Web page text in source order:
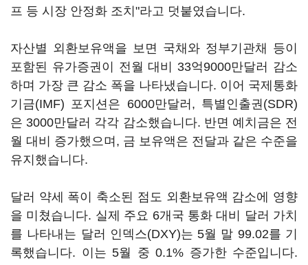
프 등 시장 안정화 조치"라고 덧붙였습니다.
자산별 외환보유액을 보면 국채와 정부기관채 등이
포함된 유가증권이 전월 대비 33억9000만달러 감소
하며 가장 큰 감소 폭을 나타냈습니다. 이어 국제통화
기금(IMF) 포지션은 6000만달러, 특별인출권(SDR)
은 3000만달러 각각 감소했습니다. 반면 예치금은 전
월 대비 증가했으며, 금 보유액은 전달과 같은 수준을
유지했습니다.
달러 약세 폭이 축소된 점도 외환보유액 감소에 영향
을 미쳤습니다. 실제 주요 6개국 통화 대비 달러 가치
를 나타내는 달러 인덱스(DXY)는 5월 말 99.02를 기
록했습니다. 이는 5월 중 0.1% 증가한 수준입니다.